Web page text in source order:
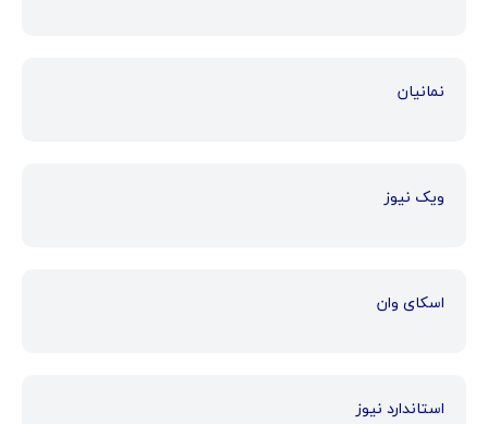
نمانیان
ویک نیوز
اسکای وان
استاندارد نیوز